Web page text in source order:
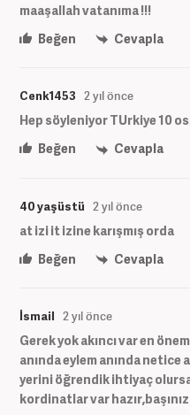
maaşallah vatanıma !!!
Beğen
Cevapla
Cenk1453 2 yıl önce
Hep söyleniyor TUrkiye 10
Beğen
Cevapla
40 yaşüstü 2 yıl önce
at izi it izine karışmış orda
Beğen
Cevapla
İsmail 2 yıl önce
Gerek yok akıncı var en
anında eylem anında netice
yerini öğrendik ihtiyaç olursa
kordinatlar var